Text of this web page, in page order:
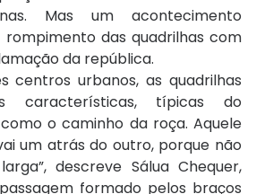
Mas um acontecimento
rompimento das quadrilhas com
da república.
centros urbanos, as quadrilhas
características, típicas do
o caminho da roça. Aquele
um atrás do outro, porque não
descreve Sálua Chequer,
formado pelos braços